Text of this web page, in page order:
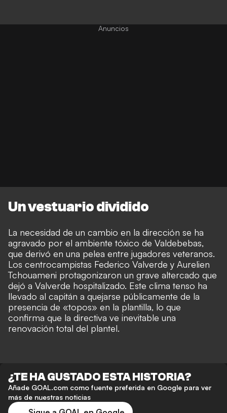
Un vestuario dividido
La necesidad de un cambio en la dirección se ha
agravado por el ambiente tóxico de Valdebebas,
que derivó en una pelea entre jugadores veteranos.
Los centrocampistas Federico Valverde y Aurelien
Tchouameni protagonizaron un grave altercado que
dejó a Valverde hospitalizado. Este clima tenso ha
llevado al capitán a quejarse públicamente de la
presencia de «topos» en la plantilla, lo que
confirma que la directiva ve inevitable una
renovación total del plantel.
¿TE HA GUSTADO ESTA HISTORIA?
Añade GOAL.com como fuente preferida en Google para ver
más de nuestras noticias